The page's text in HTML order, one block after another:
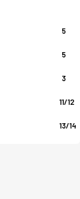
5
5
3
11/12
13/14